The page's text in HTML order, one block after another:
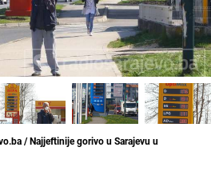
/ Najjeftinije gorivo u Sarajevu u